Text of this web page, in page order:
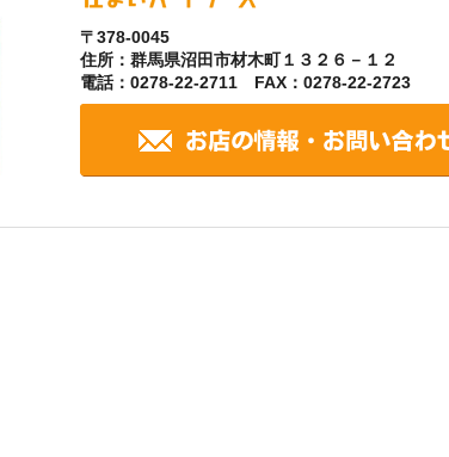
〒378-0045
住所：群馬県沼田市材木町１３２６－１２
電話：0278-22-2711 FAX：0278-22-2723